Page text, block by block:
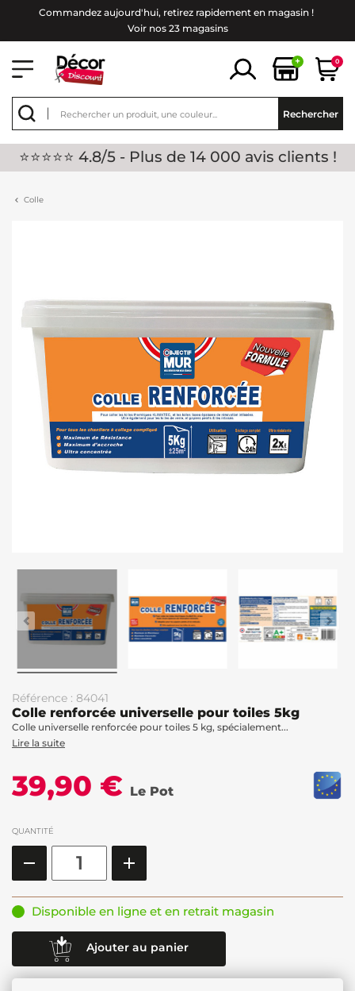
Commandez aujourd'hui, retirez rapidement en magasin !
Voir nos 23 magasins
+ 0
Rechercher
⭐⭐⭐⭐⭐ 4.8/5 - Plus de 14 000 avis clients !
Colle
Référence : 84041
Colle renforcée universelle pour toiles 5kg
Colle universelle renforcée pour toiles 5 kg, spécialement...
Lire la suite
39,90 € Le Pot
QUANTITÉ
Disponible en ligne et en retrait magasin
Ajouter au panier